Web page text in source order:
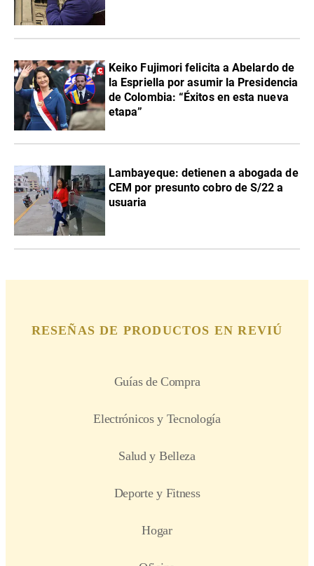
Keiko Fujimori felicita a Abelardo de
la Espriella por asumir la Presidencia
de Colombia: “Éxitos en esta nueva
etapa”
Lambayeque: detienen a abogada de
CEM por presunto cobro de S/22 a
usuaria